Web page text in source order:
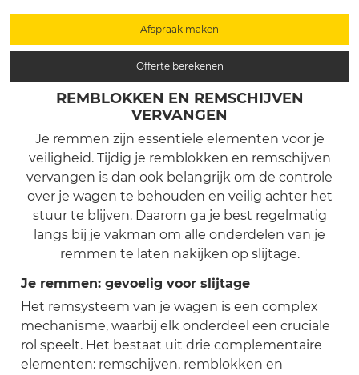
REMBLOKKEN EN REMSCHIJVEN
VERVANGEN
Je remmen zijn essentiële elementen voor je
veiligheid. Tijdig je remblokken en remschijven
vervangen is dan ook belangrijk om de controle
over je wagen te behouden en veilig achter het
stuur te blijven. Daarom ga je best regelmatig
langs bij je vakman om alle onderdelen van je
remmen te laten nakijken op slijtage.
Je remmen: gevoelig voor slijtage
Het remsysteem van je wagen is een complex
mechanisme, waarbij elk onderdeel een cruciale
rol speelt. Het bestaat uit drie complementaire
elementen: remschijven, remblokken en
Afspraak maken
Offerte berekenen